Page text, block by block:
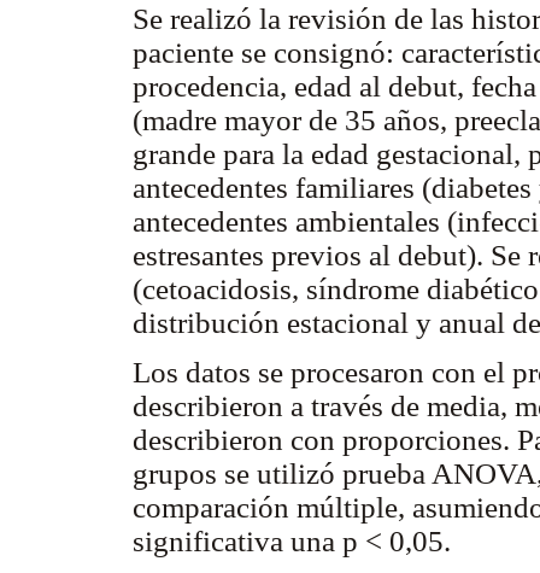
Se realizó la revisión de las
paciente se consignó:
procedencia, edad al debut,
(madre mayor de 35 años,
grande para la edad gestacional,
antecedentes familiares
antecedentes ambientales
estresantes previos al debut).
(cetoacidosis, síndrome
distribución estacional y anual
Los datos se procesaron con el
describieron a través de media,
describieron con proporciones.
grupos se utilizó prueba
comparación múltiple,
significativa una p < 0,05.